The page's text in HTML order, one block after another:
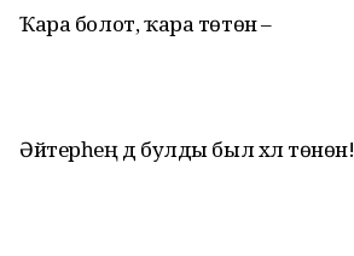
Ҡара болот, ҡара төтөн –
Әйтерһең дә булды был хәл төнөн!